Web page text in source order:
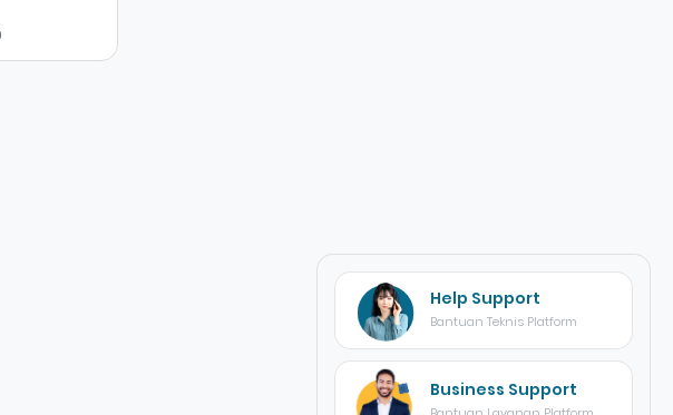
Help Support
Bantuan Teknis Platform
Business Support